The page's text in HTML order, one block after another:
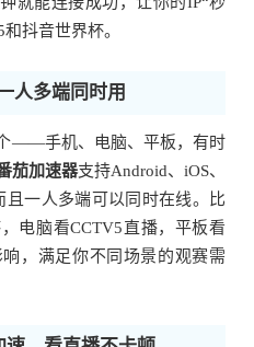
抖音世界杯。
人多端同时用
——手机、电脑、平板，有时
茄加速器支持Android、iOS、
且一人多端可以同时在线。比
电脑看CCTV5直播，平板看
，满足你不同场景的观赛需